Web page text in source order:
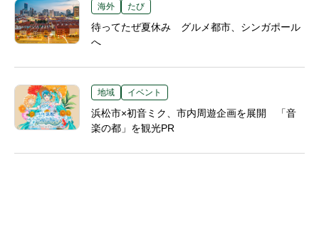
海外 たび
待ってたぜ夏休み グルメ都市、シンガポール
へ
地域 イベント
浜松市×初音ミク、市内周遊企画を展開 「音
楽の都」を観光PR